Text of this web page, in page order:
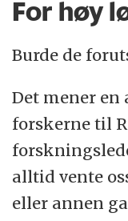
For høy
Burde de
Det mener en
forskerne til
alltid vente
eller annen